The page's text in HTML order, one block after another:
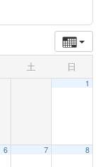
土 日
1
6 7 8